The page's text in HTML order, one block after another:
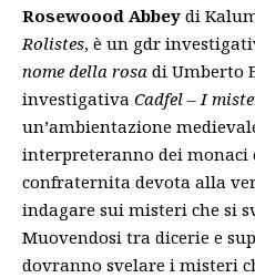
Rosewoood Abbey di
Rolistes, è un gdr
nome della rosa di Umberto
investigativa Cadfel – I
un’ambientazione
interpreteranno dei monaci
confraternita devota alla
indagare sui misteri che si
Muovendosi tra dicerie e
dovranno svelare i misteri